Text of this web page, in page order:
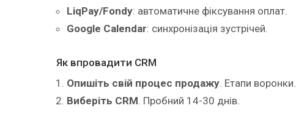
LiqPay/Fondy: автоматичне фіксування оплат.
Google Calendar: синхронізація зустрічей.
Як впровадити CRM
Опишіть свій процес продажу. Етапи воронки.
Виберіть CRM. Пробний 14-30 днів.